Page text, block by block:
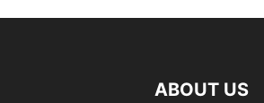
ABOUT US